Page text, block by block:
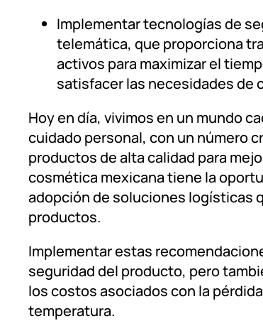
Implementar tecnologías de
telemática, que proporciona
activos para maximizar el
satisfacer las necesidades de
Hoy en día, vivimos en un mundo
cuidado personal, con un número
productos de alta calidad para
cosmética mexicana tiene la
adopción de soluciones logísticas
productos.
Implementar estas
seguridad del producto, pero
los costos asociados con la
temperatura.